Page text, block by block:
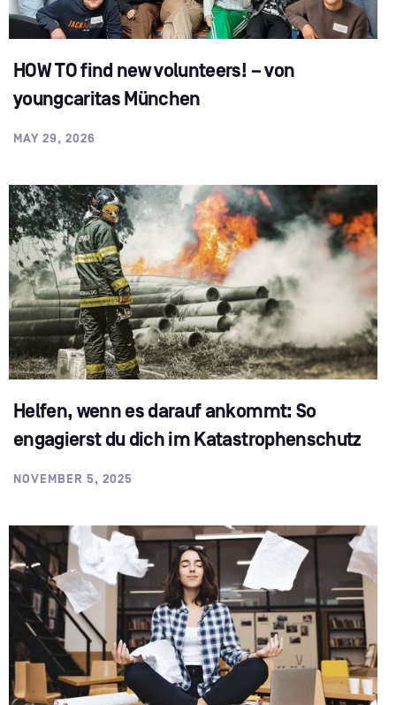
HOW TO find new volunteers! – von
youngcaritas München
MAY 29, 2026
Helfen, wenn es darauf ankommt: So
engagierst du dich im Katastrophenschutz
NOVEMBER 5, 2025